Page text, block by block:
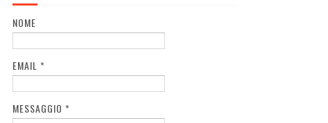
NOME
EMAIL *
MESSAGGIO *